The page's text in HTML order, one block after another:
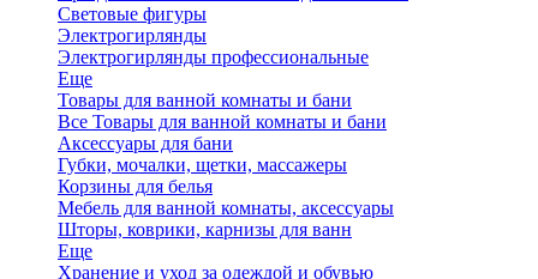
Световые фигуры
Электрогирлянды
Электрогирлянды профессиональные
Еще
Товары для ванной комнаты и бани
Все Товары для ванной комнаты и бани
Аксессуары для бани
Губки, мочалки, щетки, массажеры
Корзины для белья
Мебель для ванной комнаты, аксессуары
Шторы, коврики, карнизы для ванн
Еще
Хранение и уход за одеждой и обувью